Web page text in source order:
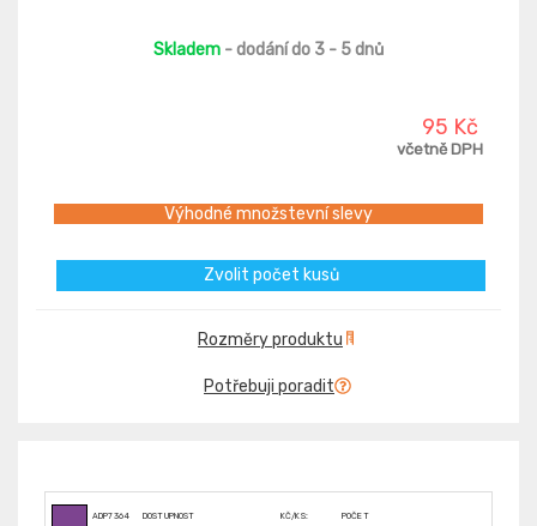
Skladem - dodání do 3 - 5 dnů
95 Kč
včetně DPH
Výhodné množstevní slevy
Zvolit počet kusů
Rozměry produktu
Potřebuji poradit
ADP7364 DOSTUPNOST KČ/KS: POČET